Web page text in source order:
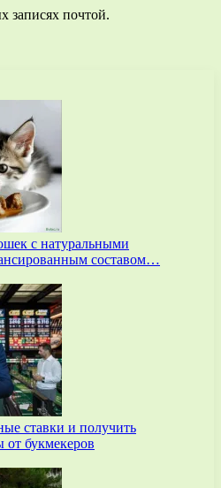
записях почтой.
с натуральными
составом…
ставки и получить
букмекеров